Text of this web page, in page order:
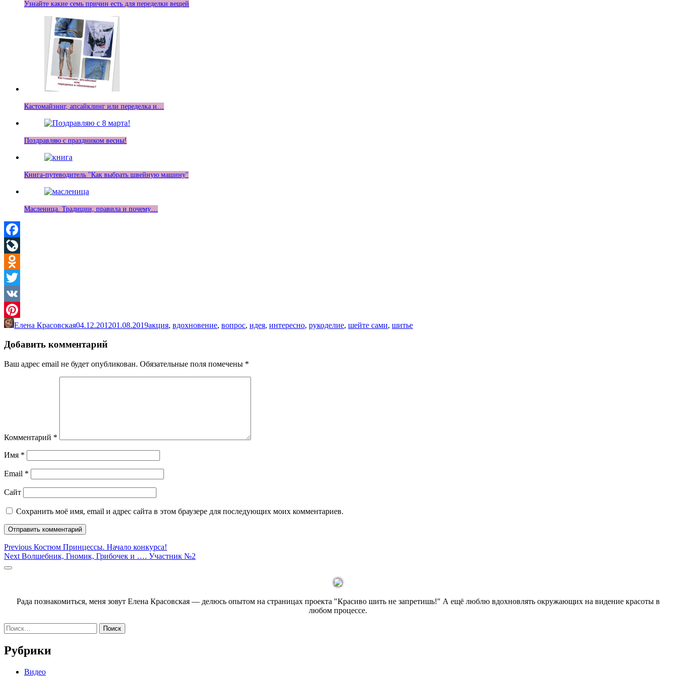
Узнайте какие семь причин есть для переделки вещей
Кастомайзинг, апсайклинг или переделка и…
Поздравляю с праздником весны!
Книга-путеводитель "Как выбрать швейную машину"
Масленица. Традиции, правила и почему…
Facebook
LiveJournal
Odnoklassniki
Twitter
VK
Pinterest
Елена Красовская04.12.201201.08.2019акция, вдохновение, вопрос, идея, интересно, рукоделие, шейте сами, шитье
Добавить комментарий
Ваш адрес email не будет опубликован. Обязательные поля помечены *
Комментарий *
Имя *
Email *
Сайт
Сохранить моё имя, email и адрес сайта в этом браузере для последующих моих комментариев.
Навигация
по
Previous Previous
post:
Костюм Принцессы. Начало конкурса!
Next Next
Волшебник, Гномик, Грибочек и …. Участник №2
Sidebar
Рада познакомиться, меня зовут Елена Красовская — делюсь опытом на страницах проекта "Красиво шить не запретишь!" А ещё люблю вдохновлять окружающих на видение красоты в
любом процессе.
Найти:
Рубрики
Видео